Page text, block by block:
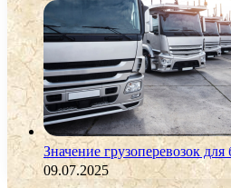
Значение грузоперевозок
09.07.2025